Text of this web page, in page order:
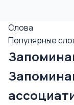
Слова
Популярные